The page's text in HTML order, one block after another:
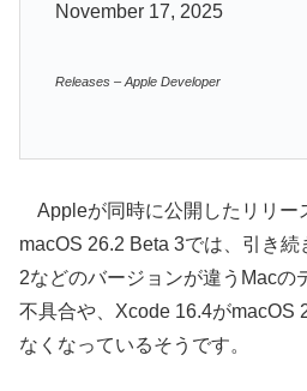
November 17, 2025
Releases – Apple Developer
Appleが同時に公開したリリー
macOS 26.2 Beta 3では、引き
2などのバージョンが違うMacの
不具合や、Xcode 16.4がmacOS
なくなっているそうです。